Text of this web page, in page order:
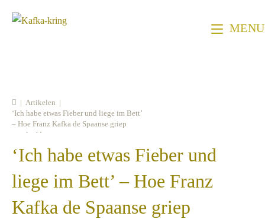
naar
MENU
‘Ich habe etwas Fieber und
liege im Bett’ – Hoe Franz
Kafka de Spaanse griep
| Artikelen |
‘Ich habe etwas Fieber und liege im Bett’
– Hoe Franz Kafka de Spaanse griep
overleefde